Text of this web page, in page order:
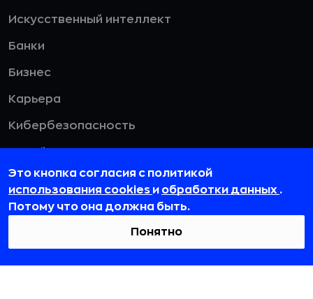
Искусственный интеллект
Банки
Бизнес
Карьера
Кибербезопасность
HR
Смотреть все
Это кнопка согласия с политикой
использования cookies и обработки данных .
Потому что она должна быть.
Понятно